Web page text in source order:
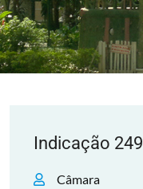
Indicação 249
Câmara